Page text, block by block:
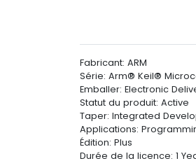
Fabricant: ARM
Série: Arm® Keil®
Emballer: Electronic
Statut du produit: Active
Taper: Integrated
Applications:
Édition: Plus
Durée de la licence: 1